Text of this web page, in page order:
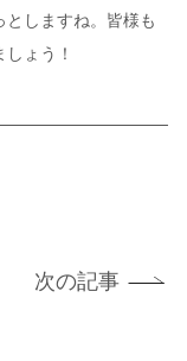
しますね。皆様も
ょう！
次の記事